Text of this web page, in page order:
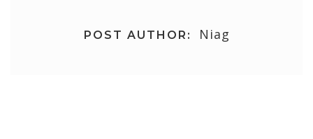
POST AUTHOR: Niag